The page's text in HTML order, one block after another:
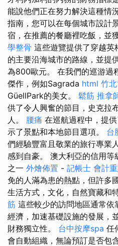
能說他們正在努力解決這種情
指南，您可以在每個城市設計
宿，在推薦的餐廳裡吃飯，並
學整骨 這些遊覽提供了穿越英
的主要沿海城市的路線，並提
為800歐元。 在我們的巡游過
傑作，例如Sagrada html 竹
GüellPark的美女。 鬆筋 推拿
供了令人興奮的節目，史克拉
人。 腰痛 在巡航過程中，提
示了景點和本地節目選項。 台
們經驗豐富且敬業的旅行專業
感到自豪。 澳大利亞的信用等
之一 外燴佈置 - 記帳士 會計
免的人滿為患的熱點，但許多
生活方式，文化，自然寶藏和
筋 這些較少的訪問地區通常
經濟，加速基礎設施的發展，
財務獨立性。 台中按摩spa 任
會自動組織，無論預訂是否包